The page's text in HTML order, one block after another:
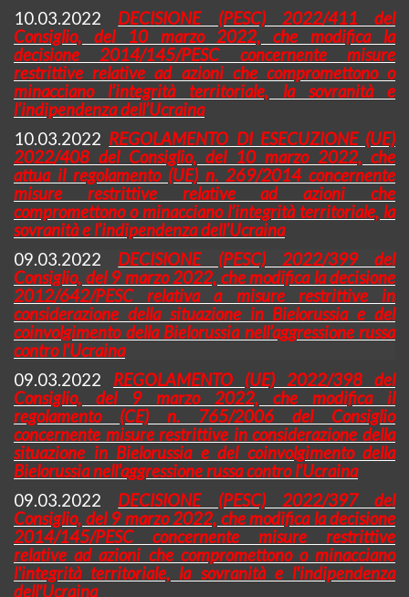
10.03.2022 DECISIONE (PESC) 2022/411 del
Consiglio, del 10 marzo 2022, che modifica la
decisione 2014/145/PESC concernente misure
restrittive relative ad azioni che compromettono o
minacciano l’integrità territoriale, la sovranità e
l’indipendenza dell’Ucraina
10.03.2022 REGOLAMENTO DI ESECUZIONE (UE)
2022/408 del Consiglio, del 10 marzo 2022, che
attua il regolamento (UE) n. 269/2014 concernente
misure restrittive relative ad azioni che
compromettono o minacciano l’integrità territoriale, la
sovranità e l’indipendenza dell’Ucraina
09.03.2022 DECISIONE (PESC) 2022/399 del
Consiglio, del 9 marzo 2022, che modifica la decisione
2012/642/PESC relativa a misure restrittive in
considerazione della situazione in Bielorussia e del
coinvolgimento della Bielorussia nell’aggressione russa
contro l’Ucraina
09.03.2022 REGOLAMENTO (UE) 2022/398 del
Consiglio, del 9 marzo 2022, che modifica il
regolamento (CE) n. 765/2006 del Consiglio
concernente misure restrittive in considerazione della
situazione in Bielorussia e del coinvolgimento della
Bielorussia nell’aggressione russa contro l’Ucraina
09.03.2022 DECISIONE (PESC) 2022/397 del
Consiglio, del 9 marzo 2022, che modifica la decisione
2014/145/PESC concernente misure restrittive
relative ad azioni che compromettono o minacciano
l'integrità territoriale, la sovranità e l'indipendenza
dell'Ucraina